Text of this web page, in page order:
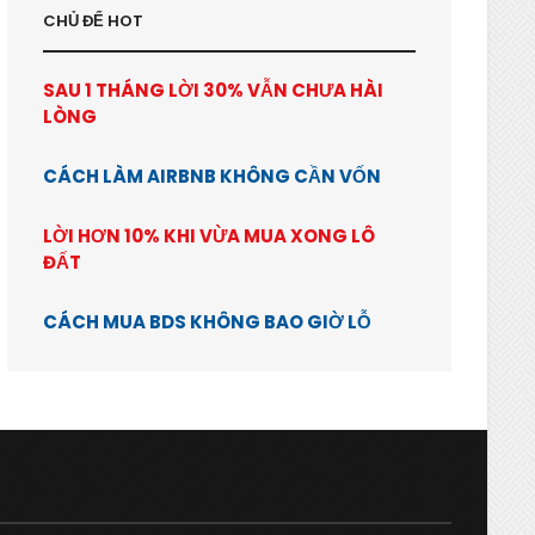
CHỦ ĐỂ HOT
SAU 1 THÁNG LỜI 30% VẪN CHƯA HÀI
LÒNG
CÁCH LÀM AIRBNB KHÔNG CẦN VỐN
LỜI HƠN 10% KHI VỪA MUA XONG LÔ
ĐẤT
CÁCH MUA BDS KHÔNG BAO GIỜ LỖ